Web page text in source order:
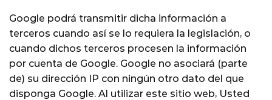
Google podrá transmitir dicha información a
terceros cuando así se lo requiera la legislación, o
cuando dichos terceros procesen la información
por cuenta de Google. Google no asociará (parte
de) su dirección IP con ningún otro dato del que
disponga Google. Al utilizar este sitio web, Usted